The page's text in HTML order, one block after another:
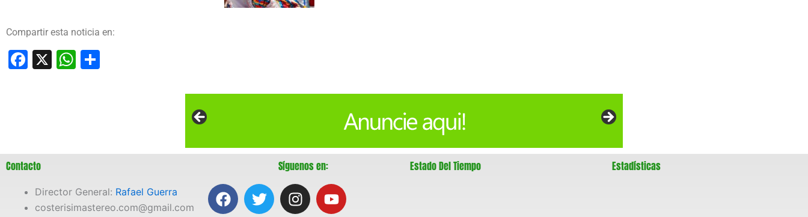
Compartir esta noticia en:
Facebook
X WhatsApp
Contacto
Director General: Rafael Guerra
costerisimastereo.com@gmail.com
Síguenos en:
F
a
T
w
I
n
Y
o
Estado Del Tiempo Estadísticas